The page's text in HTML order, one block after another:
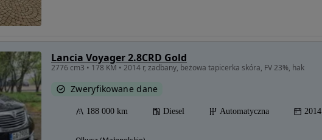
Lancia Voyager 2.8CRD Gold
2776 cm3 • 178 KM • 2014 r, zadbany, beżowa tapicerka skóra, FV 23%, hak
Zweryfikowane dane
188 000 km Diesel Automatyczna 2014